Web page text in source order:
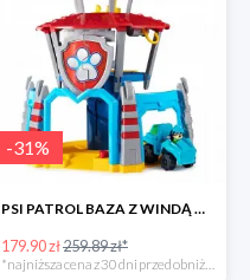
-31%
PSI PATROL BAZA Z WINDĄ WIEŻA + POJAZD AUTO REX -30%
179.90 zł259.89 zł*